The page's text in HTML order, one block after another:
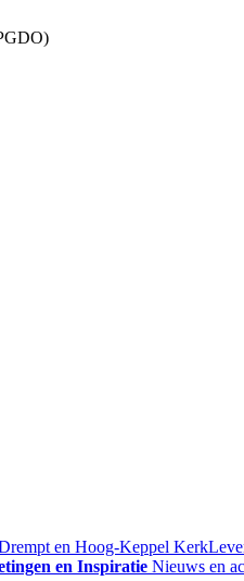
en Hoog-Keppel
en Inspiratie Nieuws en